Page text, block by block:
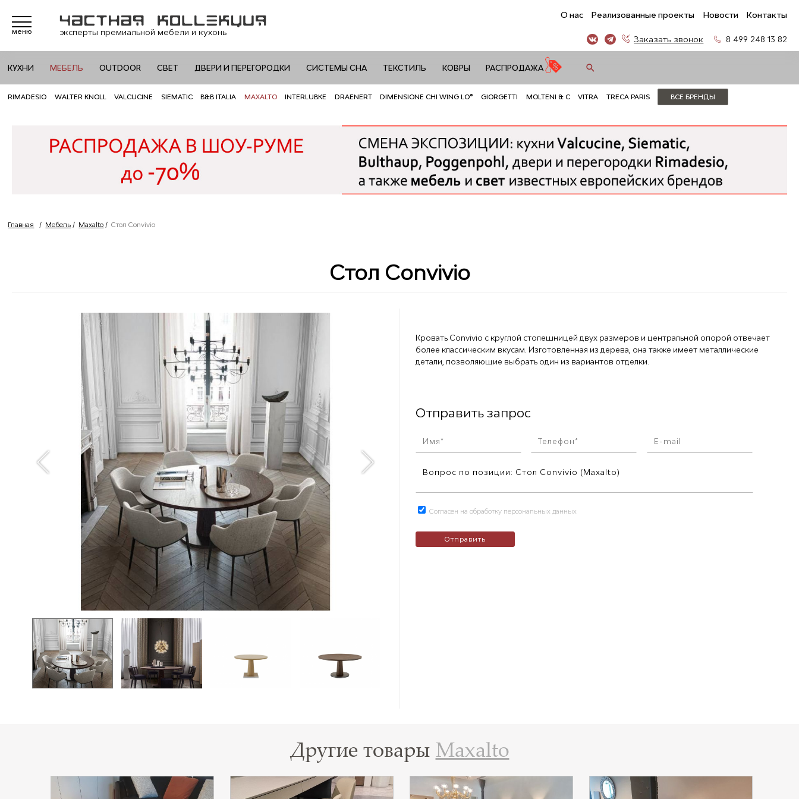
меню эксперты премиальной мебели и кухонь
О нас Реализованные проекты Новости Контакты
Заказать звонок 8 499 248 13 82
КУХНИ МЕБЕЛЬ OUTDOOR СВЕТ ДВЕРИ И ПЕРЕГОРОДКИ СИСТЕМЫ СНА ТЕКСТИЛЬ КОВРЫ РАСПРОДАЖА
RIMADESIO WALTER KNOLL VALCUCINE SIEMATIC B&B ITALIA MAXALTO INTERLUBKE DRAENERT DIMENSIONE CHI WING LO® GIORGETTI MOLTENI & C VITRA TRECA PARIS ВСЕ БРЕНДЫ
Главная / Мебель / Maxalto /Стол Convivio
Стол Convivio
Кровать Convivio с круглой столешницей двух размеров и центральной опорой отвечает
более классическим вкусам. Изготовленная из дерева, она также имеет металлические
детали, позволяющие выбрать один из вариантов отделки.
Отправить запрос
Согласен на обработку персональных данных
Другие товары Maxalto